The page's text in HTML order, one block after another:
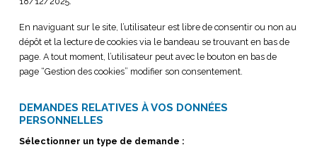
En naviguant sur le site, l’utilisateur est libre de consentir ou non au
dépôt et la lecture de cookies via le bandeau se trouvant en bas de
page. A tout moment, l’utilisateur peut avec le bouton en bas de
page “Gestion des cookies” modifier son consentement.
DEMANDES RELATIVES À VOS DONNÉES
PERSONNELLES
Sélectionner un type de demande :